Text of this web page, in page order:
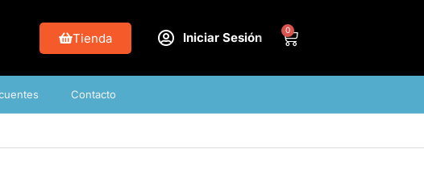
Tienda Iniciar Sesión
0
Contacto